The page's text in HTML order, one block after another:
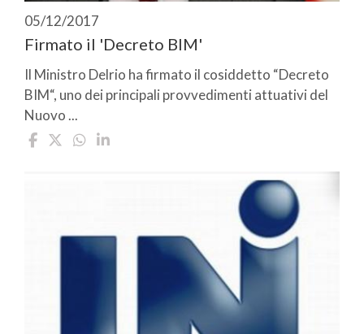
05/12/2017
Firmato il 'Decreto BIM'
Il Ministro Delrio ha firmato il cosiddetto “Decreto
BIM“, uno dei principali provvedimenti attuativi del
Nuovo ...